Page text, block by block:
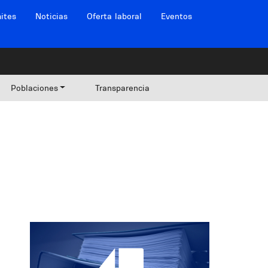
Noticias Oferta laboral Eventos
Poblaciones Transparencia